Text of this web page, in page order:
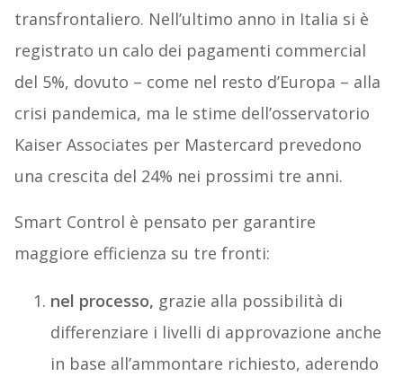
transfrontaliero. Nell’ultimo anno in Italia si è
registrato un calo dei pagamenti commercial
del 5%, dovuto – come nel resto d’Europa – alla
crisi pandemica, ma le stime dell’osservatorio
Kaiser Associates per Mastercard prevedono
una crescita del 24% nei prossimi tre anni.
Smart Control è pensato per garantire
maggiore efficienza su tre fronti:
nel processo, grazie alla possibilità di
differenziare i livelli di approvazione anche
in base all’ammontare richiesto, aderendo